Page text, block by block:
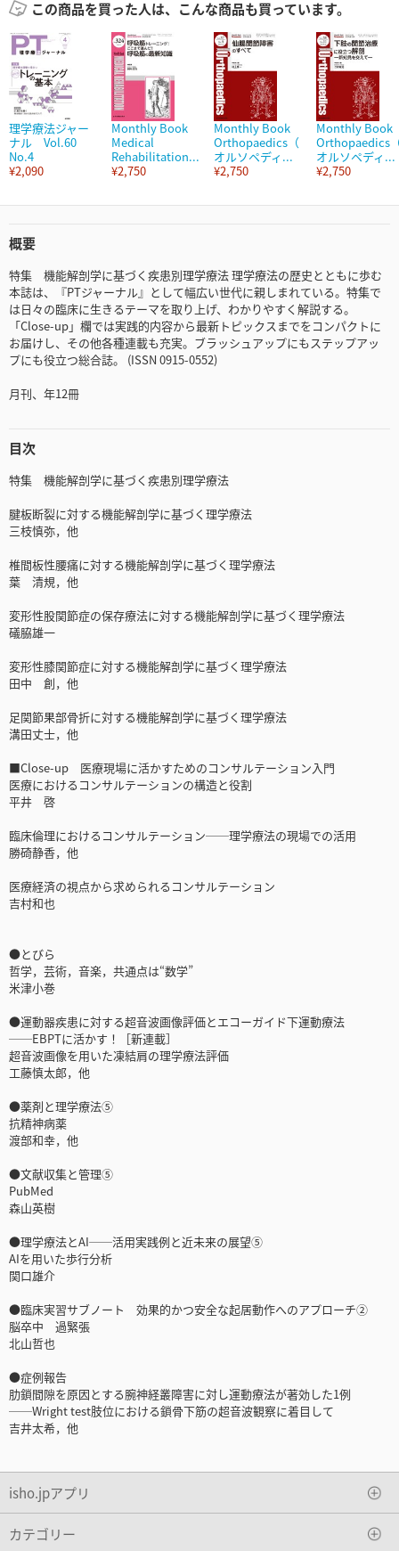
この商品を買った人は、こんな商品も買っています。
理学療法ジャー
ナル Vol.60
No.4
¥2,090
Monthly Book
Medical
Rehabilitation...
¥2,750
Monthly Book
Orthopaedics（
オルソペディ...
¥2,750
Monthly Book
Orthopaedics
オルソペディ...
¥2,750
概要
特集 機能解剖学に基づく疾患別理学療法 理学療法の歴史とともに歩む
本誌は、『PTジャーナル』として幅広い世代に親しまれている。特集で
は日々の臨床に生きるテーマを取り上げ、わかりやすく解説する。
「Close-up」欄では実践的内容から最新トピックスまでをコンパクトに
お届けし、その他各種連載も充実。ブラッシュアップにもステップアッ
プにも役立つ総合誌。 (ISSN 0915-0552)
月刊、年12冊
目次
特集 機能解剖学に基づく疾患別理学療法
腱板断裂に対する機能解剖学に基づく理学療法
三枝慎弥，他
椎間板性腰痛に対する機能解剖学に基づく理学療法
葉 清規，他
変形性股関節症の保存療法に対する機能解剖学に基づく理学療法
礒脇雄一
変形性膝関節症に対する機能解剖学に基づく理学療法
田中 創，他
足関節果部骨折に対する機能解剖学に基づく理学療法
溝田丈士，他
■Close-up 医療現場に活かすためのコンサルテーション入門
医療におけるコンサルテーションの構造と役割
平井 啓
臨床倫理におけるコンサルテーション──理学療法の現場での活用
勝碕静香，他
医療経済の視点から求められるコンサルテーション
吉村和也
●とびら
哲学，芸術，音楽，共通点は“数学”
米津小巻
●運動器疾患に対する超音波画像評価とエコーガイド下運動療法
──EBPTに活かす！［新連載］
超音波画像を用いた凍結肩の理学療法評価
工藤慎太郎，他
●薬剤と理学療法⑤
抗精神病薬
渡部和幸，他
●文献収集と管理⑤
PubMed
森山英樹
●理学療法とAI──活用実践例と近未来の展望⑤
AIを用いた歩行分析
関口雄介
●臨床実習サブノート 効果的かつ安全な起居動作へのアプローチ②
脳卒中 過緊張
北山哲也
●症例報告
肋鎖間隙を原因とする腕神経叢障害に対し運動療法が著効した1例
──Wright test肢位における鎖骨下筋の超音波観察に着目して
吉井太希，他
isho.jpアプリ
カテゴリー